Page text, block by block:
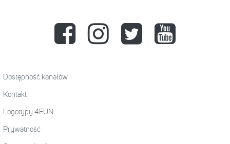
Dostępność kanałów
Kontakt
Logotypy 4FUN
Prywatność